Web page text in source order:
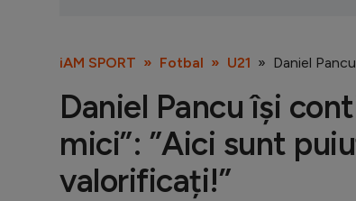
iAM SPORT Fotbal U21 Daniel
Daniel Pancu își
mici”: ”Aici sunt
valorificați!”